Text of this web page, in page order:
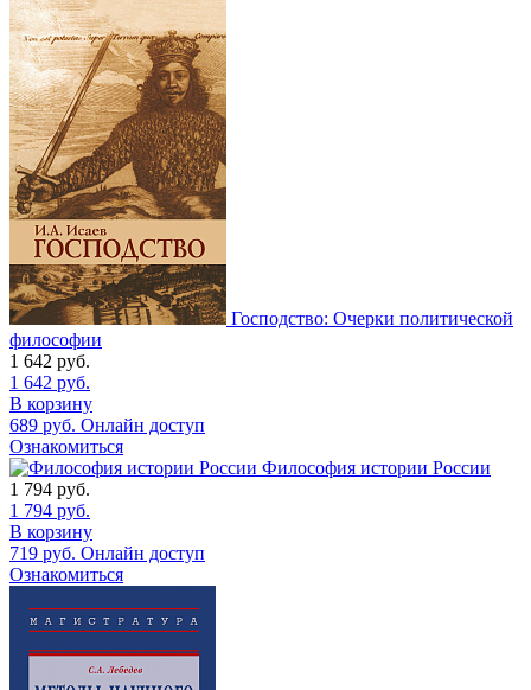
Господство: Очерки политической
философии
1 642 руб.
1 642 руб.
В корзину
689 руб. Онлайн доступ
Ознакомиться
Философия истории России
1 794 руб.
1 794 руб.
В корзину
719 руб. Онлайн доступ
Ознакомиться